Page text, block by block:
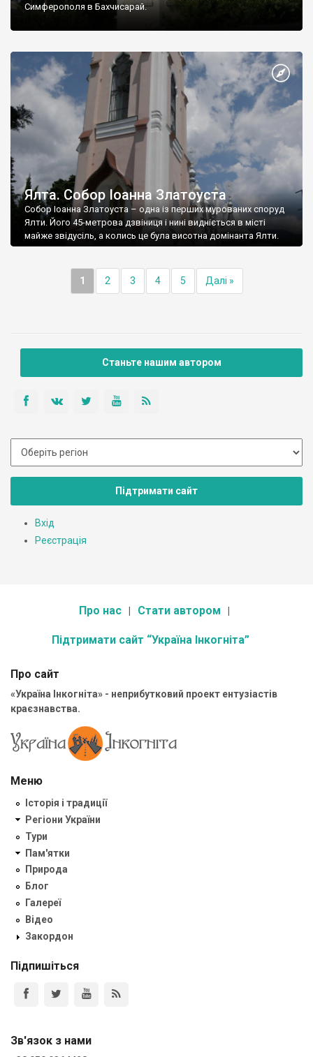
Симферополя в Бахчисарай.
Ялта. Собор Іоанна Златоуста
Собор Іоанна Златоуста – одна із перших мурованих споруд
Ялти. Його 45-метрова дзвіниця і нині видніється в місті
майже звідусіль, а колись це була висотна домінанта Ялти.
1 2 3 4 5 Далі »
Станьте нашим автором
Підтримати сайт
Вхід
Реєстрація
Про нас Стати автором
Підтримати сайт “Україна Інкогніта”
Про сайт
«Україна Інкогніта» - неприбутковий проект ентузіастів
краєзнавства.
Меню
Історія і традиції
Регіони України
Тури
Пам'ятки
Природа
Блог
Галереї
Відео
Закордон
Підпишіться
Зв'язок з нами